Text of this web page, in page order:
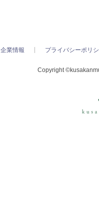
企業情報 プライバシーポリ
Copyright